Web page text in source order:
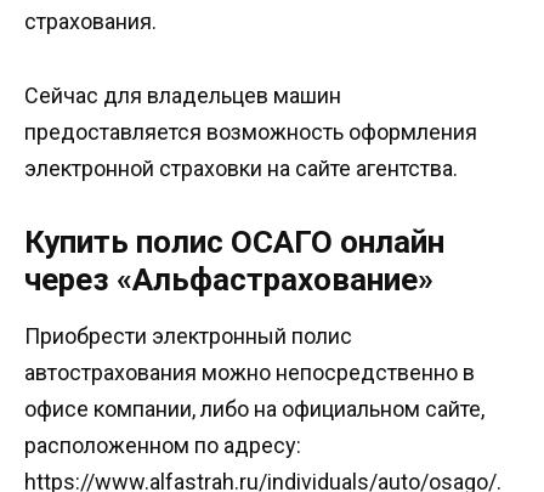
страхования.
Сейчас для владельцев машин
предоставляется возможность оформления
электронной страховки на сайте агентства.
Купить полис ОСАГО онлайн
через «Альфастрахование»
Приобрести электронный полис
автострахования можно непосредственно в
офисе компании, либо на официальном сайте,
расположенном по адресу:
https://www.alfastrah.ru/individuals/auto/osago/.